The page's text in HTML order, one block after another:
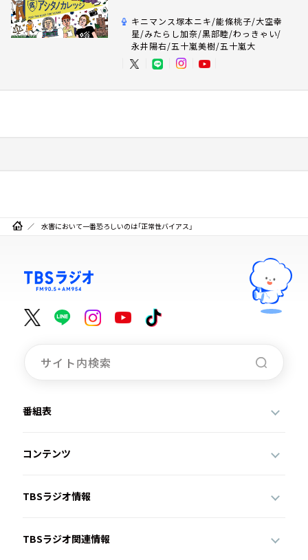
キニマンス塚本ニキ/能條桃子/大空幸
星/みたらし加奈/黒部睦/わっきゃい/
永井陽右/五十嵐美樹/五十嵐大
水害において一番恐ろしいのは「正常性バイアス」
番組表
コンテンツ
TBSラジオ情報
TBSラジオ関連情報